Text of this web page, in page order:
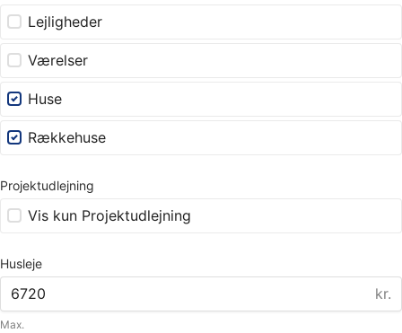
Lejligheder
Værelser
Huse
Rækkehuse
Projektudlejning
Vis kun Projektudlejning
Husleje
kr.
Max.